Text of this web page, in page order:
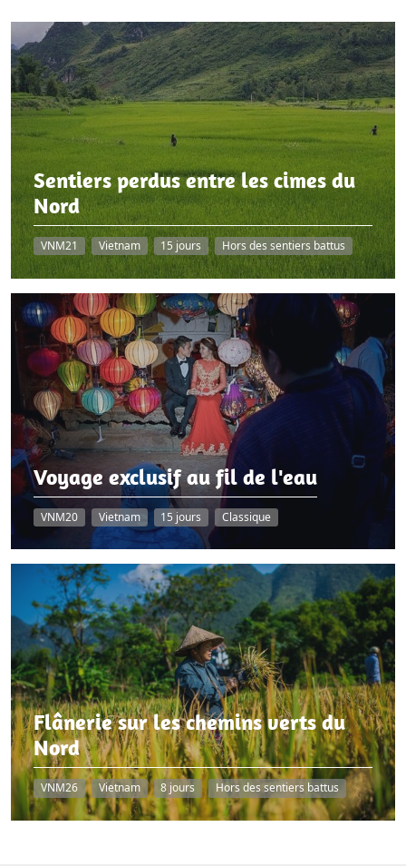
Sentiers perdus entre les cimes du
Nord
VNM21 Vietnam 15 jours Hors des sentiers battus
Voyage exclusif au fil de l'eau
VNM20 Vietnam 15 jours Classique
Flânerie sur les chemins verts du
Nord
VNM26 Vietnam 8 jours Hors des sentiers battus